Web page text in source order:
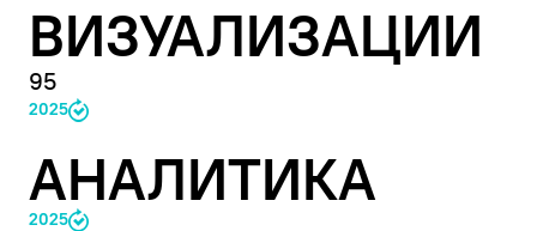
ВИЗУАЛИЗАЦИИ
95
2025
АНАЛИТИКА
2025